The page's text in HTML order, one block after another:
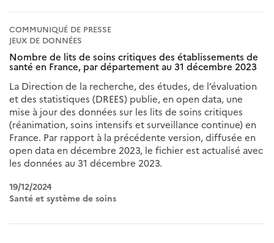
COMMUNIQUÉ DE PRESSE
JEUX DE DONNÉES
Nombre de lits de soins critiques des établissements de
santé en France, par département au 31 décembre 2023
La Direction de la recherche, des études, de l’évaluation
et des statistiques (DREES) publie, en open data, une
mise à jour des données sur les lits de soins critiques
(réanimation, soins intensifs et surveillance continue) en
France. Par rapport à la précédente version, diffusée en
open data en décembre 2023, le fichier est actualisé avec
les données au 31 décembre 2023.
19/12/2024
Santé et système de soins